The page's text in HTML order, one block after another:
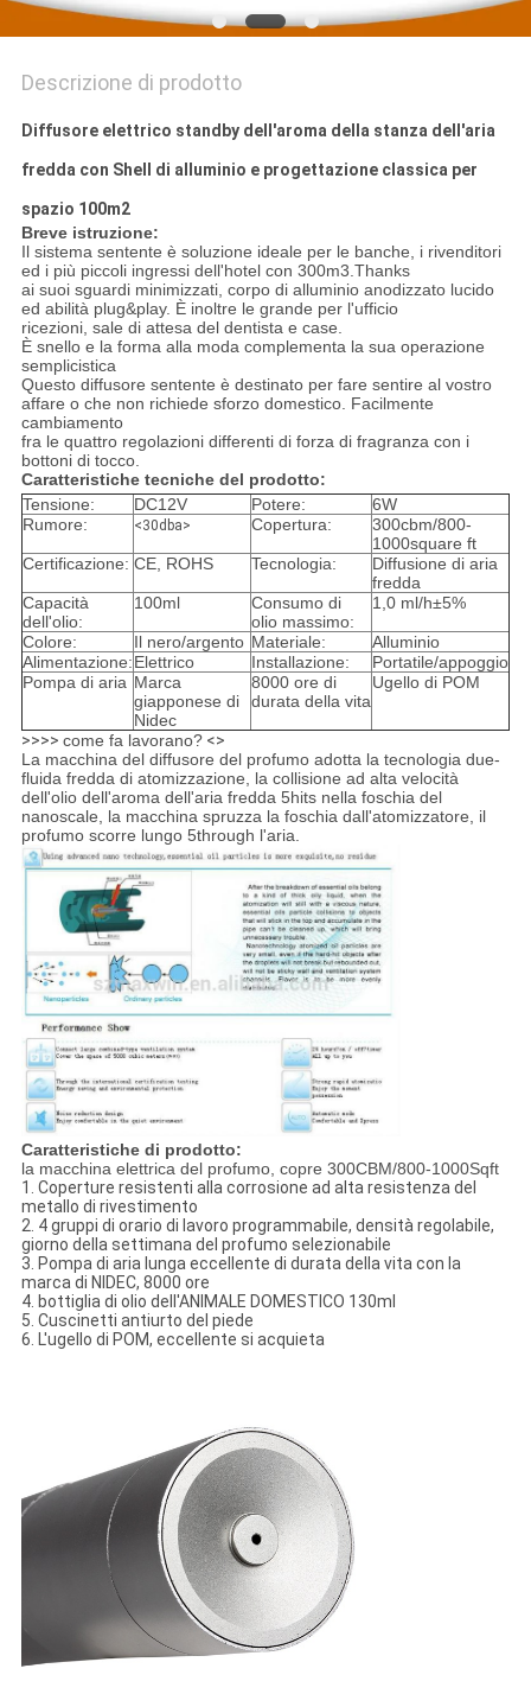
Descrizione di prodotto
Diffusore elettrico standby dell'aroma della stanza dell'aria
fredda con Shell di alluminio e progettazione classica per
spazio 100m2
Breve istruzione:
Il sistema sentente è soluzione ideale per le banche, i rivenditori
ed i più piccoli ingressi dell'hotel con 300m3.Thanks
ai suoi sguardi minimizzati, corpo di alluminio anodizzato lucido
ed abilità plug&play. È inoltre le grande per l'ufficio
ricezioni, sale di attesa del dentista e case.
È snello e la forma alla moda complementa la sua operazione
semplicistica
Questo diffusore sentente è destinato per fare sentire al vostro
affare o che non richiede sforzo domestico. Facilmente
cambiamento
fra le quattro regolazioni differenti di forza di fragranza con i
bottoni di tocco.
Caratteristiche tecniche del prodotto:
Tensione:
DC12V Potere:
6W
Rumore:
<30dba> Copertura:
300cbm/800-
1000square ft
Certificazione: CE, ROHS Tecnologia:
Diffusione di aria
fredda
Capacità
dell'olio:
100ml
Consumo di
olio massimo:
1,0 ml/h±5%
Colore: Il nero/argento Materiale:
Alluminio
Alimentazione:Elettrico Installazione:
Portatile/appoggio
Pompa di aria Marca
giapponese di
Nidec
8000 ore di
durata della vita
Ugello di POM
>>>> come fa lavorano?<>
La macchina del diffusore del profumo adotta la tecnologia due-
fluida fredda di atomizzazione, la collisione ad alta velocità
dell'olio dell'aroma dell'aria fredda 5hits nella foschia del
nanoscale, la macchina spruzza la foschia dall'atomizzatore, il
profumo scorre lungo 5through l'aria.
Caratteristiche di prodotto:
la macchina elettrica del profumo, copre 300CBM/800-1000Sqft
1. Coperture resistenti alla corrosione ad alta resistenza del
metallo di rivestimento
2. 4 gruppi di orario di lavoro programmabile, densità regolabile,
giorno della settimana del profumo selezionabile
3. Pompa di aria lunga eccellente di durata della vita con la
marca di NIDEC, 8000 ore
4. bottiglia di olio dell'ANIMALE DOMESTICO 130ml
5. Cuscinetti antiurto del piede
6. L'ugello di POM, eccellente si acquieta